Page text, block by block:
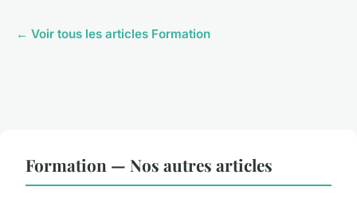
← Voir tous les articles Formation
Formation — Nos autres articles